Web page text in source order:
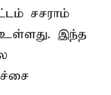
சசராம்
உள்ளது. இந்த